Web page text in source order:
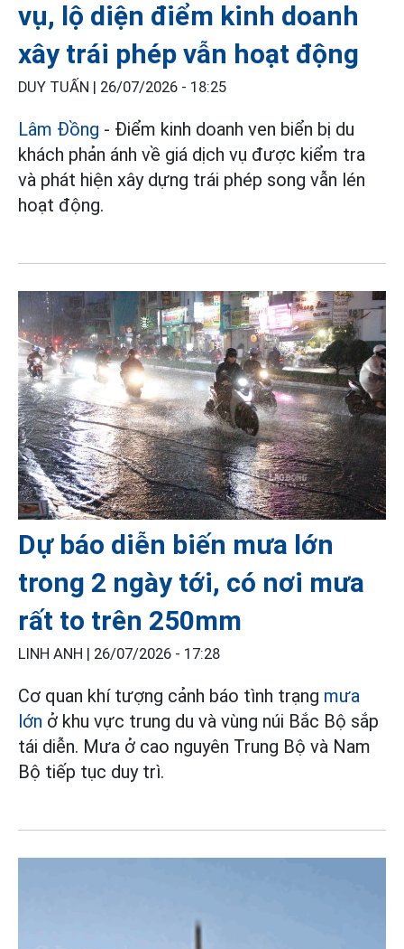
vụ, lộ diện điểm kinh doanh
xây trái phép vẫn hoạt động
DUY TUẤN | 26/07/2026 - 18:25
Lâm Đồng - Điểm kinh doanh ven biển bị du
khách phản ánh về giá dịch vụ được kiểm tra
và phát hiện xây dựng trái phép song vẫn lén
hoạt động.
Dự báo diễn biến mưa lớn
trong 2 ngày tới, có nơi mưa
rất to trên 250mm
LINH ANH | 26/07/2026 - 17:28
Cơ quan khí tượng cảnh báo tình trạng mưa
lớn ở khu vực trung du và vùng núi Bắc Bộ sắp
tái diễn. Mưa ở cao nguyên Trung Bộ và Nam
Bộ tiếp tục duy trì.